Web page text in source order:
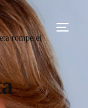
rompe el